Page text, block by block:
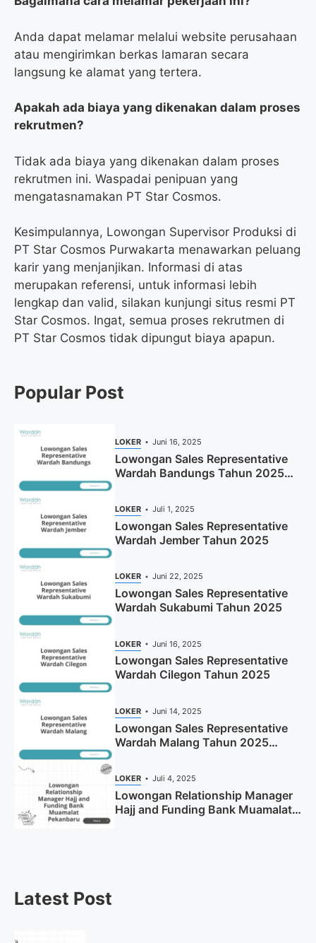
Anda dapat melamar melalui website perusahaan
atau mengirimkan berkas lamaran secara
langsung ke alamat yang tertera.
Apakah ada biaya yang dikenakan dalam proses
rekrutmen?
Tidak ada biaya yang dikenakan dalam proses
rekrutmen ini. Waspadai penipuan yang
mengatasnamakan PT Star Cosmos.
Kesimpulannya, Lowongan Supervisor Produksi di
PT Star Cosmos Purwakarta menawarkan peluang
karir yang menjanjikan. Informasi di atas
merupakan referensi, untuk informasi lebih
lengkap dan valid, silakan kunjungi situs resmi PT
Star Cosmos. Ingat, semua proses rekrutmen di
PT Star Cosmos tidak dipungut biaya apapun.
Popular Post
LOKER Juni 16, 2025
Lowongan Sales Representative
Wardah Bandungs Tahun 2025
LOKER Juli 1, 2025
Lowongan Sales Representative
Wardah Jember Tahun 2025
LOKER Juni 22, 2025
Lowongan Sales Representative
Wardah Sukabumi Tahun 2025
LOKER Juni 16, 2025
Lowongan Sales Representative
Wardah Cilegon Tahun 2025
LOKER Juni 14, 2025
Lowongan Sales Representative
Wardah Malang Tahun 2025
LOKER Juli 4, 2025
Lowongan Relationship Manager
Hajj and Funding Bank Muamalat
Latest Post